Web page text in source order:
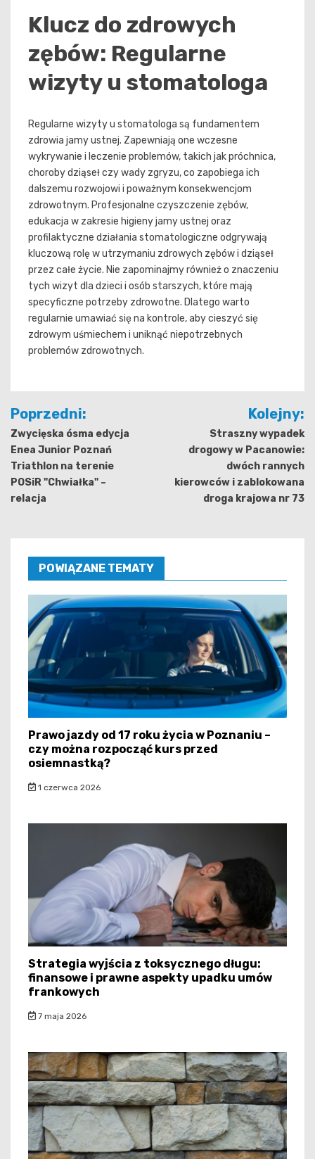
Klucz do zdrowych
zębów: Regularne
wizyty u stomatologa
Regularne wizyty u stomatologa są fundamentem
zdrowia jamy ustnej. Zapewniają one wczesne
wykrywanie i leczenie problemów, takich jak próchnica,
choroby dziąseł czy wady zgryzu, co zapobiega ich
dalszemu rozwojowi i poważnym konsekwencjom
zdrowotnym. Profesjonalne czyszczenie zębów,
edukacja w zakresie higieny jamy ustnej oraz
profilaktyczne działania stomatologiczne odgrywają
kluczową rolę w utrzymaniu zdrowych zębów i dziąseł
przez całe życie. Nie zapominajmy również o znaczeniu
tych wizyt dla dzieci i osób starszych, które mają
specyficzne potrzeby zdrowotne. Dlatego warto
regularnie umawiać się na kontrole, aby cieszyć się
zdrowym uśmiechem i uniknąć niepotrzebnych
problemów zdrowotnych.
Nawigacja
wpisu
Poprzedni:
Zwycięska ósma edycja
Enea Junior Poznań
Triathlon na terenie
POSiR "Chwiałka" –
relacja
Kolejny:
Straszny wypadek
drogowy w Pacanowie:
dwóch rannych
kierowców i zablokowana
droga krajowa nr 73
POWIĄZANE TEMATY
Prawo jazdy od 17 roku życia w Poznaniu –
czy można rozpocząć kurs przed
osiemnastką?
1 czerwca 2026
Strategia wyjścia z toksycznego długu:
finansowe i prawne aspekty upadku umów
frankowych
7 maja 2026